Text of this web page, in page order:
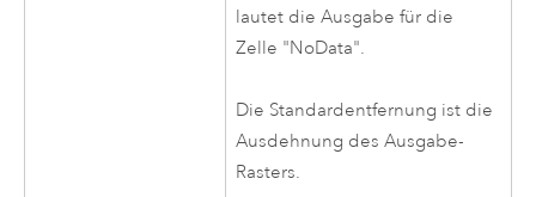
lautet die Ausgabe für die
Zelle "NoData".
Die Standardentfernung ist die
Ausdehnung des Ausgabe-
Rasters.